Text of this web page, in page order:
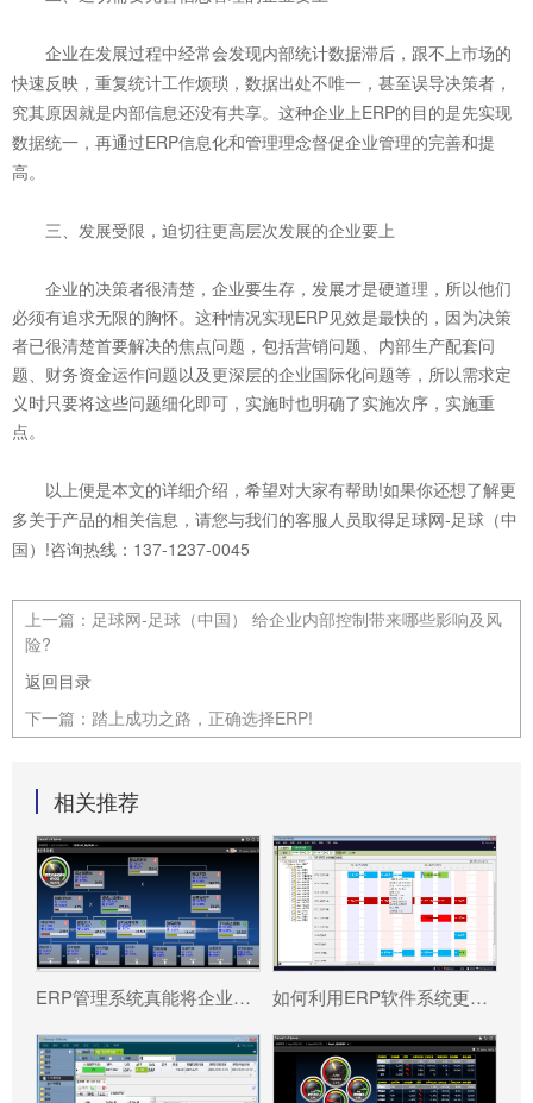
企业在发展过程中经常会发现内部统计数据滞后，跟不上市场的
快速反映，重复统计工作烦琐，数据出处不唯一，甚至误导决策者，
究其原因就是内部信息还没有共享。这种企业上ERP的目的是先实现
数据统一，再通过ERP信息化和管理理念督促企业管理的完善和提
高。
三、发展受限，迫切往更高层次发展的企业要上
企业的决策者很清楚，企业要生存，发展才是硬道理 ，所以他们
必须有追求无限的胸怀。这种情况实现ERP见效是最快的，因为决策
者已很清楚首要解决的焦点问题，包括营销问题、内部生产配套问
题、财务资金运作问题以及更深层的企业国际化问题等，所以需求定
义时只要将这些问题细化即可，实施时也明确了实施次序，实施重
点。
以上便是本文的详细介绍，希望对大家有帮助!如果你还想了解更
多关于产品的相关信息，请您与我们的客服人员取得足球网-足球（中
国）!咨询热线：137-1237-0045
上一篇： 足球网-足球（中国） 给企业内部控制带来哪些影响及风
险?
返回目录
下一篇： 踏上成功之路，正确选择ERP!
相关推荐
ERP管理系统真能将企业数据转化为可执行决策吗? 如何利用ERP软件系统更好提升企业运营效率?